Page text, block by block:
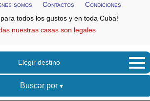
somos Contactos
Condiciones
todos los gustos y en toda Cuba!
nuestras casas son legales
Elegir destino
Buscar por